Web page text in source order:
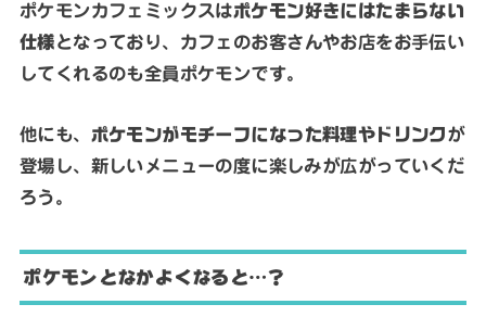
ポケモンカフェミックスはポケモン好きにはたまらない
仕様となっており、カフェのお客さんやお店をお手伝い
してくれるのも全員ポケモンです。
他にも、 ポケモンがモチーフになった料理やドリンクが
登場し、新しいメニューの度に楽しみが広がっていくだ
ろう。
ポケモンとなかよくなると…？